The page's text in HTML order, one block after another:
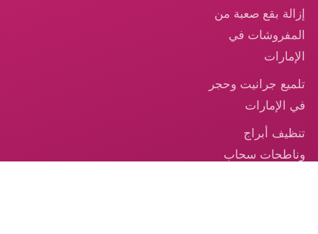
إزالة بقع صعبة من
المفروشات في
الإمارات
تلميع جرانيت وحجر
في الإمارات
تنظيف أبراج
وناطحات سحاب